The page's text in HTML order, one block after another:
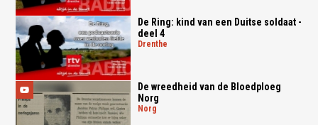
De Ring: kind van een Duitse soldaat -
deel 4
drenthe
De wreedheid van de Bloedploeg
Norg
norg